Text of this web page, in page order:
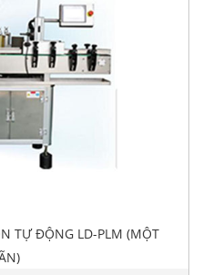
TỰ ĐỘNG LD-PLM (MỘT